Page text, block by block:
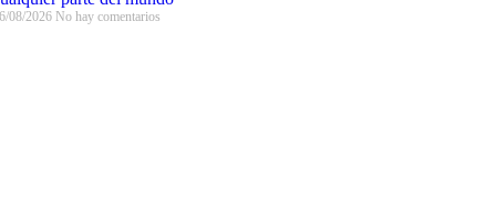
08/2026 No hay comentarios